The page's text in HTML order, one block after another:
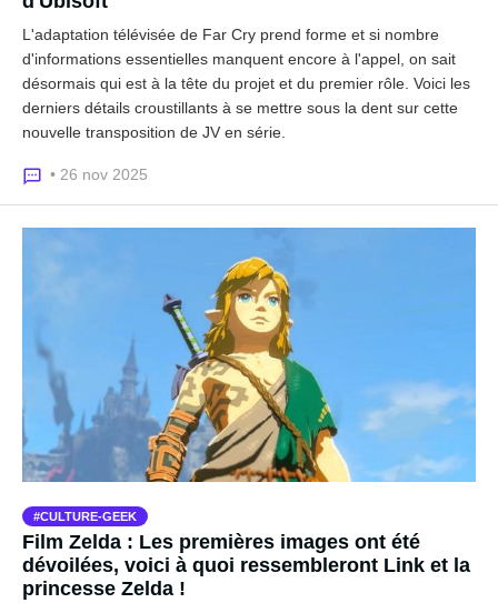
L'adaptation télévisée de Far Cry prend forme et si nombre
d'informations essentielles manquent encore à l'appel, on sait
désormais qui est à la tête du projet et du premier rôle. Voici les
derniers détails croustillants à se mettre sous la dent sur cette
nouvelle transposition de JV en série.
• 26 nov 2025
CULTURE-GEEK
Film Zelda : Les premières images ont été
dévoilées, voici à quoi ressembleront Link et la
princesse Zelda !